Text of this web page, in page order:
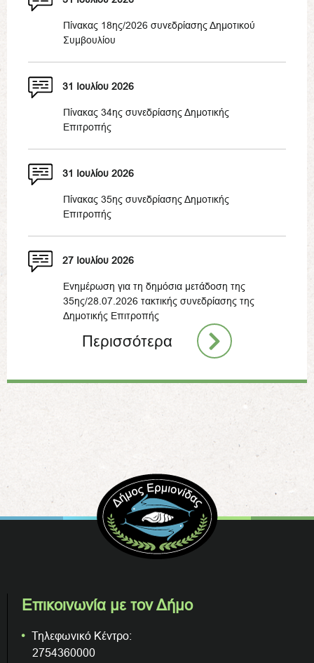
Πίνακας 18ης/2026 συνεδρίασης Δημοτικού
Συμβουλίου
31 Ιουλίου 2026
Πίνακας 34ης συνεδρίασης Δημοτικής
Επιτροπής
31 Ιουλίου 2026
Πίνακας 35ης συνεδρίασης Δημοτικής
Επιτροπής
27 Ιουλίου 2026
Ενημέρωση για τη δημόσια μετάδοση της
35ης/28.07.2026 τακτικής συνεδρίασης της
Δημοτικής Επιτροπής
Περισσότερα
Επικοινωνία με τον Δήμο
Τηλεφωνικό Κέντρο:
2754360000